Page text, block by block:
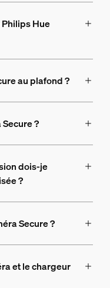
Hue
au plafond ?
?
dois-je
?
Secure ?
et le chargeur